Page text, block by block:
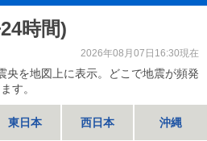
時間)
2026年08月07日16:30現在
央を地図上に表示。どこで地震が頻発
す。
東日本 西日本 沖縄